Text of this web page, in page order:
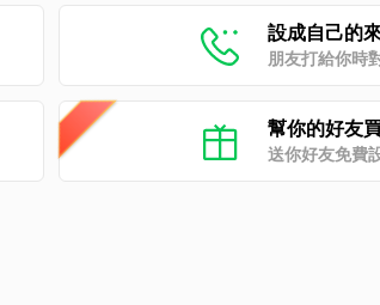
設成自己的
朋友打給你時
幫你的好友
送你好友免費